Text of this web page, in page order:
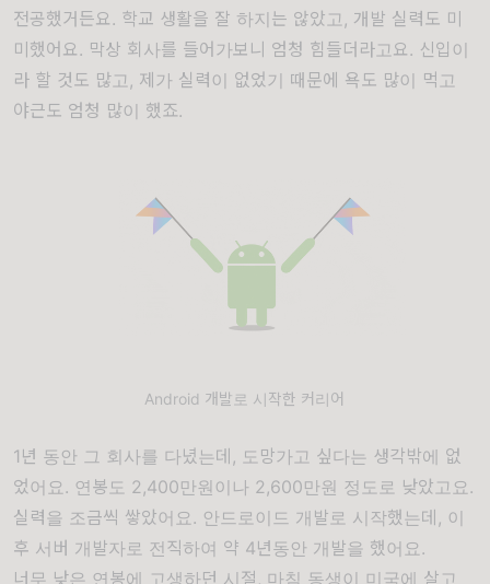
전공했거든요. 학교 생활을 잘 하지는 않았고, 개발 실력도 미
미했어요. 막상 회사를 들어가보니 엄청 힘들더라고요. 신입이
라 할 것도 많고, 제가 실력이 없었기 때문에 욕도 많이 먹고
야근도 엄청 많이 했죠.
Android 개발로 시작한 커리어
1년 동안 그 회사를 다녔는데, 도망가고 싶다는 생각밖에 없
었어요. 연봉도 2,400만원이나 2,600만원 정도로 낮았고요.
실력을 조금씩 쌓았어요. 안드로이드 개발로 시작했는데, 이
후 서버 개발자로 전직하여 약 4년동안 개발을 했어요.
너무 낮은 연봉에 고생하던 시절, 마침 동생이 미국에 살고